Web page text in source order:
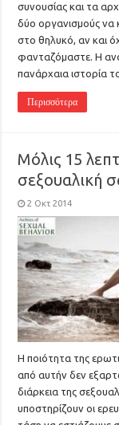
συνουσίας και τα
δύο οργανισμούς να
στο θηλυκό, αν και
φανταζόμαστε. Η
πανάρχαια ιστορία
Περισσότερα
Μόλις 15
σεξουαλική
2 Οκτ 2014
Η ποιότητα της
από αυτήν δεν
διάρκεια της
υποστηρίζουν οι